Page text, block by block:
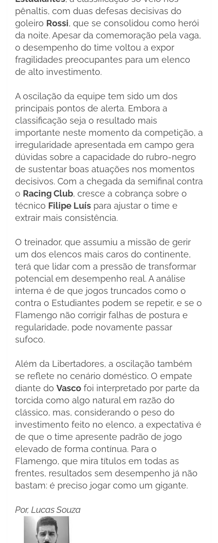
pênaltis, com duas defesas decisivas do
goleiro Rossi, que se consolidou como herói
da noite. Apesar da comemoração pela vaga,
o desempenho do time voltou a expor
fragilidades preocupantes para um elenco
de alto investimento.
A oscilação da equipe tem sido um dos
principais pontos de alerta. Embora a
classificação seja o resultado mais
importante neste momento da competição, a
irregularidade apresentada em campo gera
dúvidas sobre a capacidade do rubro-negro
de sustentar boas atuações nos momentos
decisivos. Com a chegada da semifinal contra
o Racing Club, cresce a cobrança sobre o
técnico Filipe Luís para ajustar o time e
extrair mais consistência.
O treinador, que assumiu a missão de gerir
um dos elencos mais caros do continente,
terá que lidar com a pressão de transformar
potencial em desempenho real. A análise
interna é de que jogos truncados como o
contra o Estudiantes podem se repetir, e se o
Flamengo não corrigir falhas de postura e
regularidade, pode novamente passar
sufoco.
Além da Libertadores, a oscilação também
se reflete no cenário doméstico. O empate
diante do Vasco foi interpretado por parte da
torcida como algo natural em razão do
clássico, mas, considerando o peso do
investimento feito no elenco, a expectativa é
de que o time apresente padrão de jogo
elevado de forma contínua. Para o
Flamengo, que mira títulos em todas as
frentes, resultados sem desempenho já não
bastam: é preciso jogar como um gigante.
Por, Lucas Souza